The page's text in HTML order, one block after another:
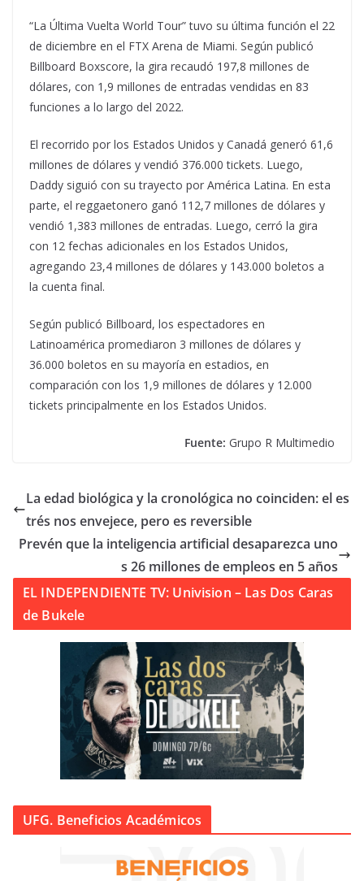
“La Última Vuelta World Tour” tuvo su última función el 22
de diciembre en el FTX Arena de Miami. Según publicó
Billboard Boxscore, la gira recaudó 197,8 millones de
dólares, con 1,9 millones de entradas vendidas en 83
funciones a lo largo del 2022.
El recorrido por los Estados Unidos y Canadá generó 61,6
millones de dólares y vendió 376.000 tickets. Luego,
Daddy siguió con su trayecto por América Latina. En esta
parte, el reggaetonero ganó 112,7 millones de dólares y
vendió 1,383 millones de entradas. Luego, cerró la gira
con 12 fechas adicionales en los Estados Unidos,
agregando 23,4 millones de dólares y 143.000 boletos a
la cuenta final.
Según publicó Billboard, los espectadores en
Latinoamérica promediaron 3 millones de dólares y
36.000 boletos en su mayoría en estadios, en
comparación con los 1,9 millones de dólares y 12.000
tickets principalmente en los Estados Unidos.
Fuente: Grupo R Multimedio
La edad biológica y la cronológica no coinciden: el es
trés nos envejece, pero es reversible
Prevén que la inteligencia artificial desaparezca uno
s 26 millones de empleos en 5 años
EL INDEPENDIENTE TV: Univision – Las Dos Caras
de Bukele
UFG. Beneficios Académicos